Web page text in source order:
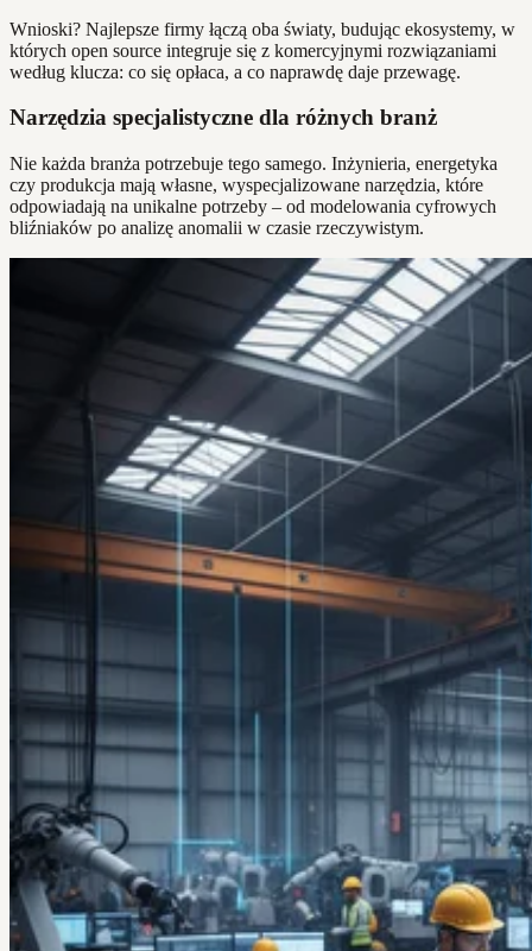
Wnioski? Najlepsze firmy łączą oba światy, budując ekosystemy, w
których open source integruje się z komercyjnymi rozwiązaniami
według klucza: co się opłaca, a co naprawdę daje przewagę.
Narzędzia specjalistyczne dla różnych branż
Nie każda branża potrzebuje tego samego. Inżynieria, energetyka
czy produkcja mają własne, wyspecjalizowane narzędzia, które
odpowiadają na unikalne potrzeby – od modelowania cyfrowych
bliźniaków po analizę anomalii w czasie rzeczywistym.